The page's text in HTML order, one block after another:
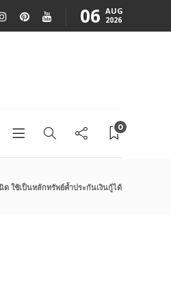
06 AUG
2026
0
ใช้เป็นหลักทรัพย์ค้ำประกันเงินกู้ได้